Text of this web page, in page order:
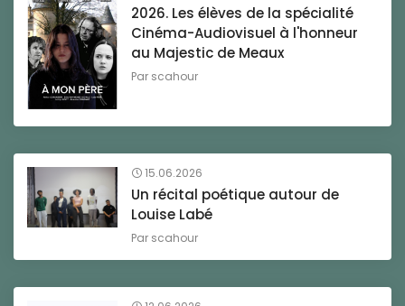
2026. Les élèves de la spécialité
Cinéma-Audiovisuel à l'honneur
au Majestic de Meaux
Par scahour
15.06.2026
Un récital poétique autour de
Louise Labé
Par scahour